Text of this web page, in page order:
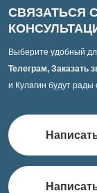
СВЯЗАТЬСЯ
Выберите удобный
Телеграм, Заказать
и Кулагин будут